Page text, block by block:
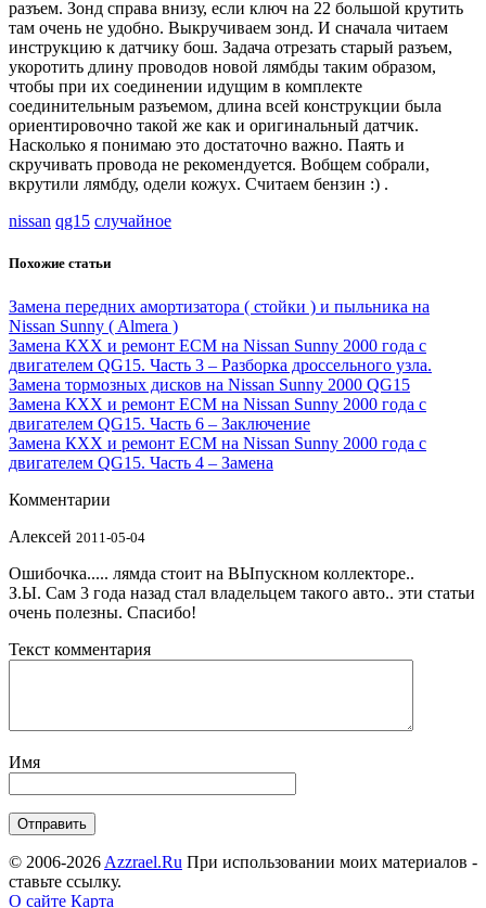
разъем. Зонд справа внизу, если ключ на 22 большой крутить
там очень не удобно. Выкручиваем зонд. И сначала читаем
инструкцию к датчику бош. Задача отрезать старый разъем,
укоротить длину проводов новой лямбды таким образом,
чтобы при их соединении идущим в комплекте
соединительным разъемом, длина всей конструкции была
ориентировочно такой же как и оригинальный датчик.
Насколько я понимаю это достаточно важно. Паять и
скручивать провода не рекомендуется. Вобщем собрали,
вкрутили лямбду, одели кожух. Считаем бензин :) .
nissan qg15 случайное
Похожие статьи
Замена передних амортизатора ( стойки ) и пыльника на
Nissan Sunny ( Almera )
Замена КХХ и ремонт ECM на Nissan Sunny 2000 года с
двигателем QG15. Часть 3 – Разборка дроссельного узла.
Замена тормозных дисков на Nissan Sunny 2000 QG15
Замена КХХ и ремонт ECM на Nissan Sunny 2000 года с
двигателем QG15. Часть 6 – Заключение
Замена КХХ и ремонт ECM на Nissan Sunny 2000 года с
двигателем QG15. Часть 4 – Замена
Комментарии
Алексей 2011-05-04
Ошибочка..... лямда стоит на ВЫпускном коллекторе..
З.Ы. Сам 3 года назад стал владельцем такого авто.. эти статьи
очень полезны. Спасибо!
Текст комментария
Имя
© 2006-2026 Azzrael.Ru При использовании моих материалов -
ставьте ссылку.
О сайте Карта